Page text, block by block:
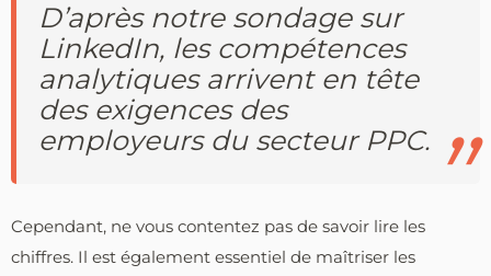
D’après notre sondage sur
LinkedIn, les compétences
analytiques arrivent en tête
des exigences des
employeurs du secteur PPC.
Cependant, ne vous contentez pas de savoir lire les
chiffres. Il est également essentiel de maîtriser les